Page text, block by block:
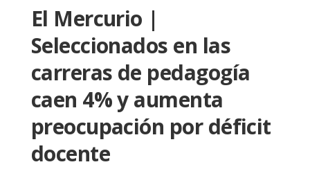
El Mercurio |
Seleccionados en las
carreras de pedagogía
caen 4% y aumenta
preocupación por déficit
docente